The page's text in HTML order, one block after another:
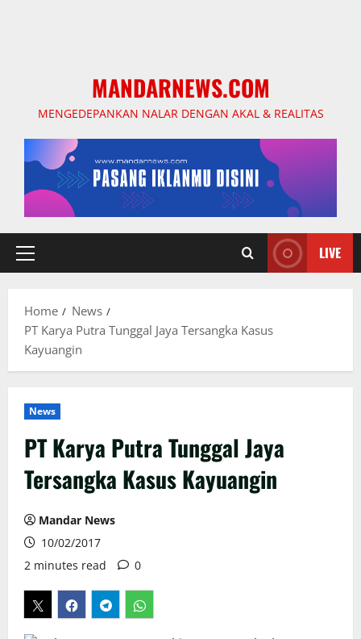
MANDARNEWS.COM
MENGEDEPANKAN NALAR DENGAN AKAL & REALITAS
Primary
LIVE
Home
News
PT Karya Putra Tunggal Jaya Tersangka Kasus
Kayuangin
News
PT Karya Putra Tunggal Jaya
Tersangka Kasus Kayuangin
Mandar News
10/02/2017
2 minutes read
0